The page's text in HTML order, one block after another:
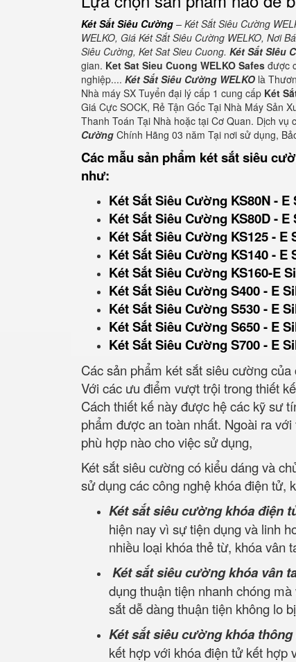
Két Sắt Siêu Cường – Két Sắt Siêu Cường
WELKO, Giá Két Sắt Siêu Cường WELKO, Nơi
Siêu Cường, Ket Sat Sieu Cuong. Két Sắt SIêu
gian. Ket Sat Sieu Cuong WELKO Safes được
nghiệp.... Két Sắt Siêu Cường WELKO là
Nhà máy SX Tuyển đại lý cấp 1 cung cấp Két
Giá Cực SOCK, Rẻ Tận Gốc Tại Nhà Máy Sản
Thanh Toán Tại Nhà hoặc tại Cơ Quan. Dịch
Cường Chính Hãng 03 năm Tại nơi sử dụng,
Các mẫu sản phẩm két sắt siêu
như:
Két Sắt Siêu Cường KS80N - E
Két Sắt Siêu Cường KS80D - E
Két Sắt Siêu Cường KS125 - E
Két Sắt Siêu Cường KS140 - E
Két Sắt Siêu Cường KS160-E
Két Sắt Siêu Cường S400 - E
Két Sắt Siêu Cường S530 - E
Két Sắt Siêu Cường S650 - E
Két Sắt Siêu Cường S700 - E
Các sản phẩm két sắt siêu cường
Với các ưu điểm vượt trội trong thiết
Cách thiết kế này được hệ các kỹ sư
phẩm được an toàn nhất. Ngoài ra
phù hợp nào cho việc sử dụng,
Két sắt siêu cường có kiểu dáng và
sử dụng các công nghệ khóa điện tử,
Két sắt siêu cường khóa điện
hiện nay vì sự tiện dụng và linh
nhiều loại khóa thẻ từ, khóa vân
Két sắt siêu cường khóa vân
dụng thuận tiện nhanh chóng
sắt dễ dàng thuận tiện không lo
Két sắt siêu cường khóa
kết hợp với khóa điện tử kết hợp